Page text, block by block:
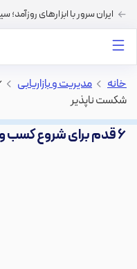
ایران سرور با ابزارهای
خانه > مدیریت و بازاریابی >
شکست ناپذیر
۶ قدم برای شروع کسب و کار اینترنتی شکست ناپذیر